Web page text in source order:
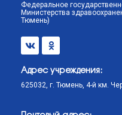
Федеральное
Министерства
Тюмень)
Адрес учреждения:
625032, г. Тюмень, 4-й км.